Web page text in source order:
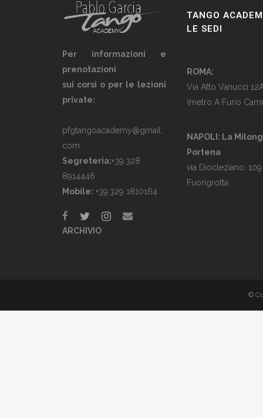
Per informazioni e
prenotazioni
sui corsi o per le lezioni
private:
pfgtangoacademy@gmail.
com
Segreteria:+39.328
8914446
Mobile: +39.329 1810164
ARCHIVIO
TANGO
LE SEDI
ROMA:
Via Atto Vanucci
(metro A Furio
NAPOLI: La
Portena
via Diocleziano, 109
Fuorigrotta.
©